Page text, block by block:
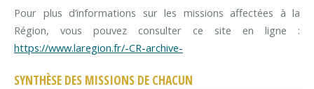
Pour plus d’informations sur les missions affectées à la
Région, vous pouvez consulter ce site en ligne :
https://www.laregion.fr/-CR-archive-
SYNTHÈSE DES MISSIONS DE CHACUN